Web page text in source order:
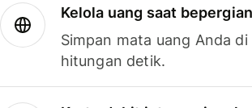
Kelola uang saat
Simpan mata uang Anda
hitungan detik.